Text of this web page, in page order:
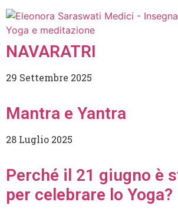
NAVARATRI
29 Settembre 2025
Mantra e Yantra
28 Luglio 2025
Perché il 21 giugno è
per celebrare lo Yoga?